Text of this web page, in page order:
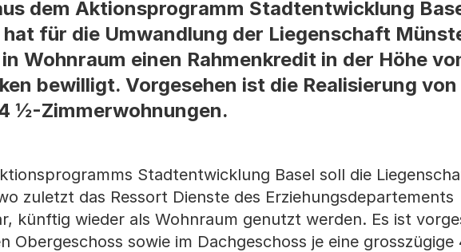
dem Aktionsprogramm Stadtentwicklung
für die Umwandlung der Liegenschaft
Wohnraum einen Rahmenkredit in der Höhe
bewilligt. Vorgesehen ist die Realisierung von
½-Zimmerwohnungen.
Stadtentwicklung Basel soll die
zuletzt das Ressort Dienste des Erziehungsdepartements
künftig wieder als Wohnraum genutzt werden. Es ist
Obergeschoss sowie im Dachgeschoss je eine